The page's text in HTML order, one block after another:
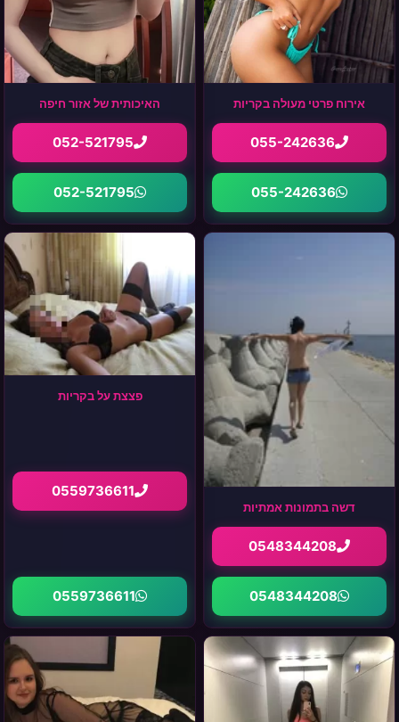
אירוח פרטי מעולה בקריות
055-242636
055-242636
האיכותית של אזור חיפה
052-521795
052-521795
דשה בתמונות אמתיות
0548344208
0548344208
פצצת על בקריות
0559736611
0559736611